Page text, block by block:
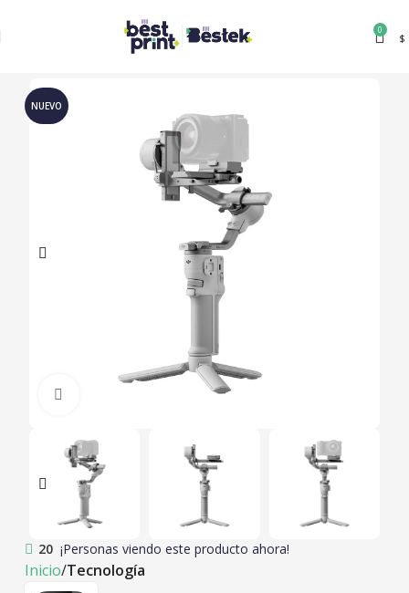
0
$
NUEVO
20 ¡Personas viendo este producto ahora!
Inicio Tecnología